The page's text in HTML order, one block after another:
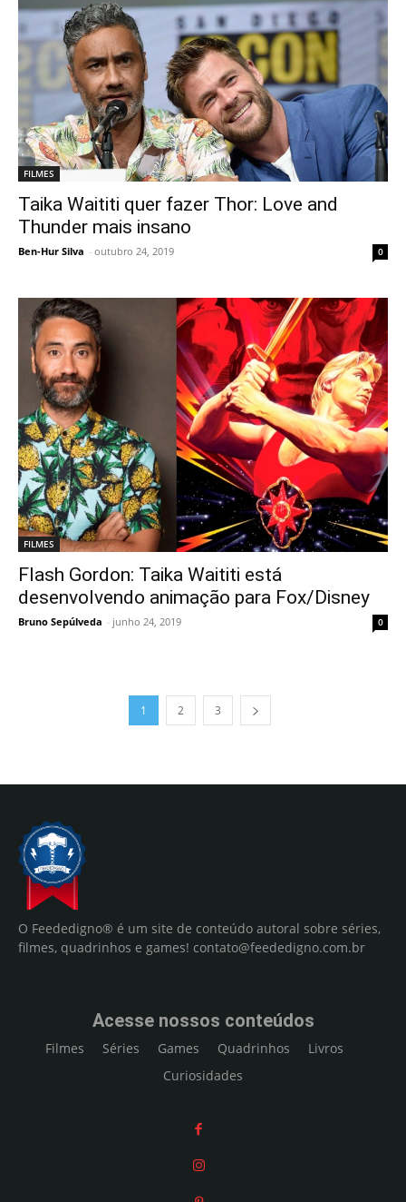
FILMES
Taika Waititi quer fazer Thor: Love and
Thunder mais insano
Ben-Hur Silva - outubro 24, 2019 0
FILMES
Flash Gordon: Taika Waititi está
desenvolvendo animação para Fox/Disney
Bruno Sepúlveda - junho 24, 2019 0
1 2 3
O Feededigno® é um site de conteúdo autoral sobre séries,
filmes, quadrinhos e games! contato@feededigno.com.br
Acesse nossos conteúdos
Filmes Séries Games Quadrinhos
Livros
Curiosidades